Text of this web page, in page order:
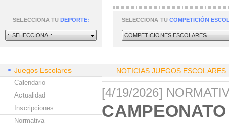
SELECCIONA TU DEPORTE:
:: SELECCIONA ::
SELECCIONA TU COMPETICIÓN
COMPETICIONES ESCOLARES
Juegos Escolares
Calendario
Actualidad
Inscripciones
Normativa
NOTICIAS JUEGOS ESCOLARES
[4/19/2026]